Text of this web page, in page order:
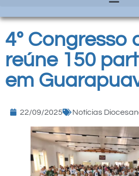
4º Congresso
reúne 150
em
22/09/2025 Notícias